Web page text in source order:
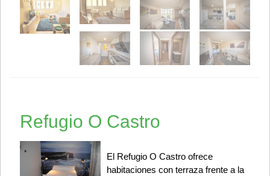
Refugio O Castro
El Refugio O Castro ofrece
habitaciones con terraza frente a la